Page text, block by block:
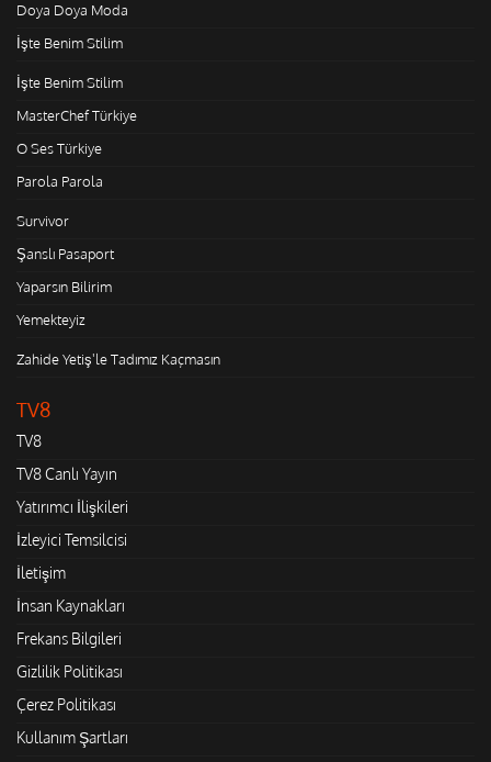
Doya Doya Moda
İşte Benim Stilim
İşte Benim Stilim
MasterChef Türkiye
O Ses Türkiye
Parola Parola
Survivor
Şanslı Pasaport
Yaparsın Bilirim
Yemekteyiz
Zahide Yetiş'le Tadımız Kaçmasın
TV8
TV8
TV8 Canlı Yayın
Yatırımcı İlişkileri
İzleyici Temsilcisi
İletişim
İnsan Kaynakları
Frekans Bilgileri
Gizlilik Politikası
Çerez Politikası
Kullanım Şartları